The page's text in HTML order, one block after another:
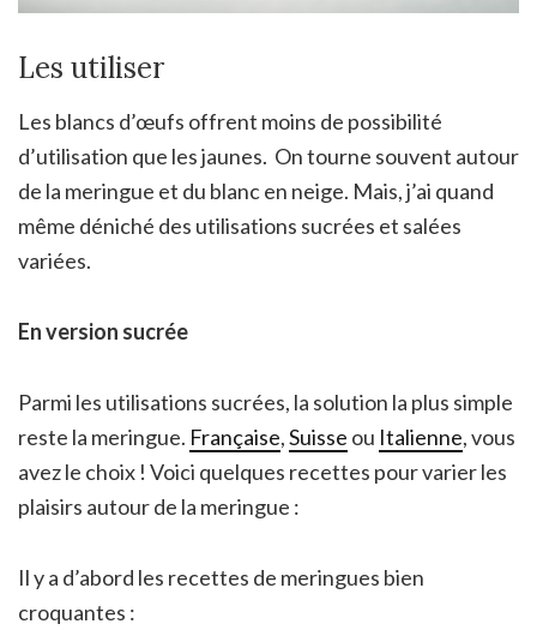
Les utiliser
Les blancs d’œufs offrent moins de possibilité
d’utilisation que les jaunes. On tourne souvent autour
de la meringue et du blanc en neige. Mais, j’ai quand
même déniché des utilisations sucrées et salées
variées.
En version sucrée
Parmi les utilisations sucrées, la solution la plus simple
reste la meringue. Française,Suisse ou Italienne, vous
avez le choix ! Voici quelques recettes pour varier les
plaisirs autour de la meringue :
Il y a d’abord les recettes de meringues bien
croquantes :